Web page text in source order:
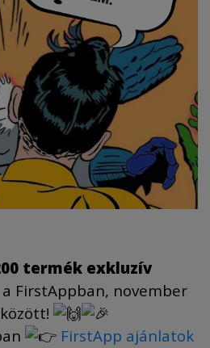
termék exkluzív
a FirstAppban, november
FirstApp ajánlatok